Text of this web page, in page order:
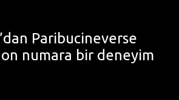
Paribucineverse
numara bir deneyim